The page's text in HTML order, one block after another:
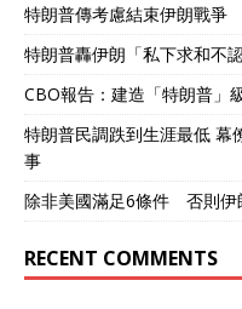
果就是，印度军方连一架击
落巴基斯坦空军歼-10CE，
JF-17枭龙战斗机的证据也不
给出来。 印度阵风战斗机被
击落后的落地残骸 就在印度
空军总参谋长辛格宣布，印
度空军的S-400防空导弹
在“辛多尔”行动中击落了6架
巴基斯坦空军战机之前，8
然第三次谈到了印巴空战损
失，他第三次明确表示，巴
特朗普傳考慮結束伊朗戰爭
特朗普轟伊朗「私下求和不
CBO報告：建造「特朗普
特朗普民調跌到生涯最低 幕
事
除非美國滿足6條件 否則伊
RECENT COMMENTS